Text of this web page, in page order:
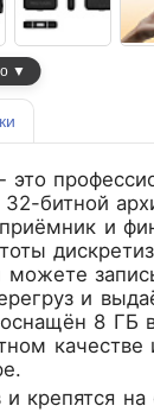
▼
битной
и
можете
и
8 ГБ
и крепятся